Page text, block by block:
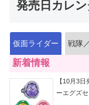
発売日カレン
仮面ライダー 戦隊
新着情報
【10月3
ーエグズ